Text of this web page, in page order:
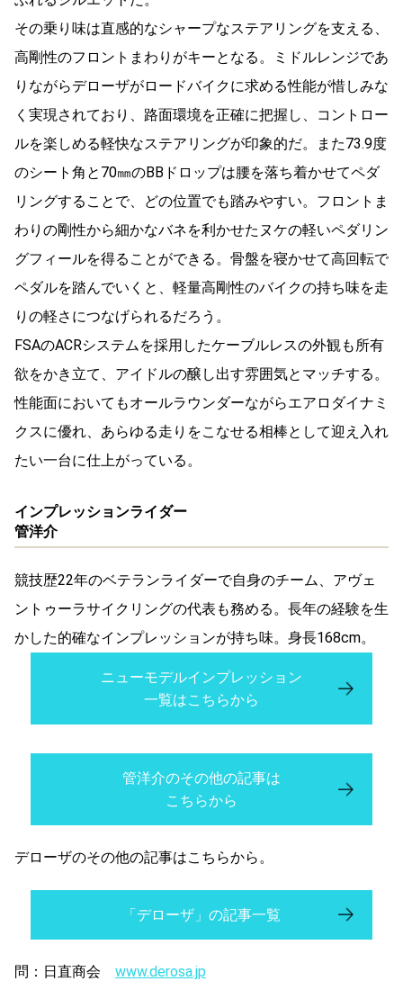
その乗り味は直感的なシャープなステアリングを支える、
高剛性のフロントまわりがキーとなる。ミドルレンジであ
りながらデローザがロードバイクに求める性能が惜しみな
く実現されており、路面環境を正確に把握し、コントロー
ルを楽しめる軽快なステアリングが印象的だ。また73.9度
のシート角と70㎜のBBドロップは腰を落ち着かせてペダ
リングすることで、どの位置でも踏みやすい。フロントま
わりの剛性から細かなバネを利かせたヌケの軽いペダリン
グフィールを得ることができる。骨盤を寝かせて高回転で
ペダルを踏んでいくと、軽量高剛性のバイクの持ち味を走
りの軽さにつなげられるだろう。
FSAのACRシステムを採用したケーブルレスの外観も所有
欲をかき立て、アイドルの醸し出す雰囲気とマッチする。
性能面においてもオールラウンダーながらエアロダイナミ
クスに優れ、あらゆる走りをこなせる相棒として迎え入れ
たい一台に仕上がっている。
インプレッションライダー
管洋介
競技歴22年のベテランライダーで自身のチーム、アヴェ
ントゥーラサイクリングの代表も務める。長年の経験を生
かした的確なインプレッションが持ち味。身長168cm。
ニューモデルインプレッション
一覧はこちらから
管洋介のその他の記事は
こちらから
デローザのその他の記事はこちらから。
「デローザ」の記事一覧
問：日直商会 www.derosa.jp